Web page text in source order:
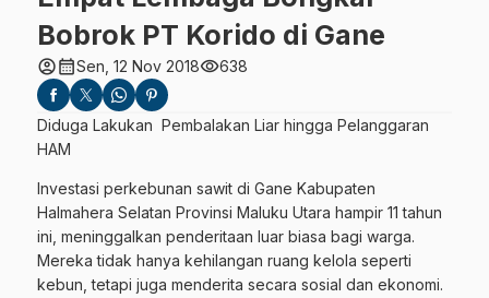
Bobrok PT Korido di Gane
account_circlecalendar_monthSen, 12 Nov 2018visibility638
Diduga Lakukan Pembalakan Liar hingga Pelanggaran
HAM
Investasi perkebunan sawit di Gane Kabupaten
Halmahera Selatan Provinsi Maluku Utara hampir 11 tahun
ini, meninggalkan penderitaan luar biasa bagi warga.
Mereka tidak hanya kehilangan ruang kelola seperti
kebun, tetapi juga menderita secara sosial dan ekonomi.